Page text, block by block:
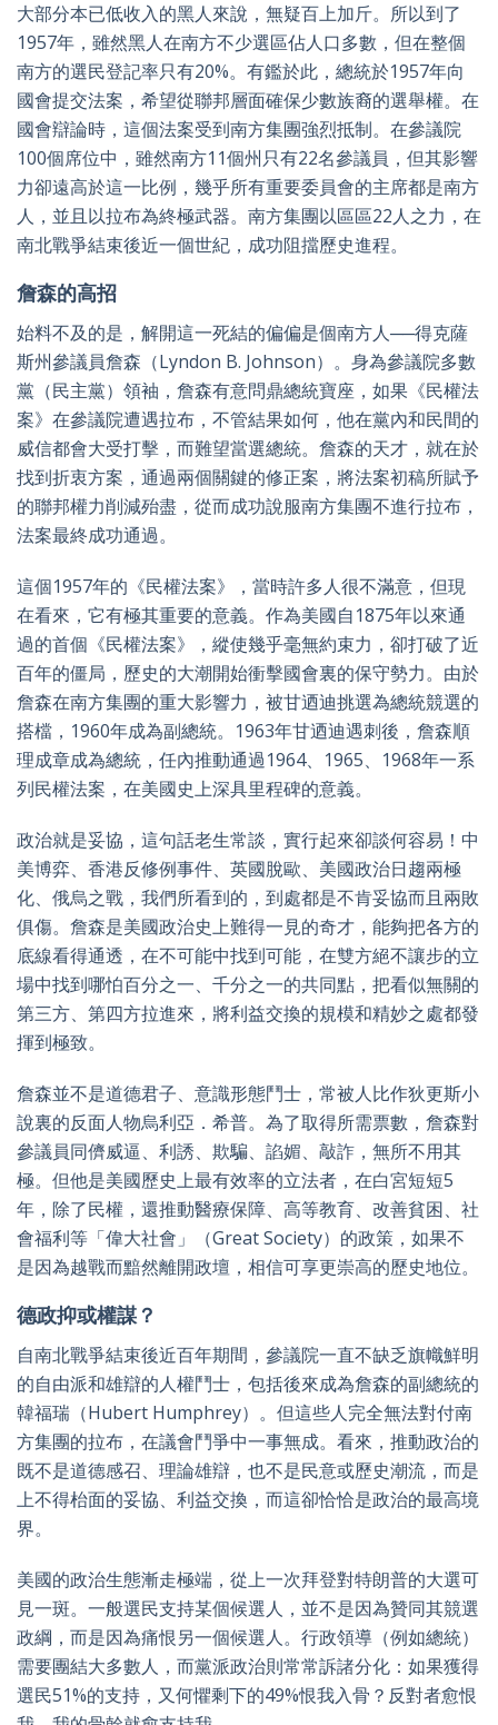
大部分本已低收入的黑人來說，無疑百上加斤。所以到了
1957年，雖然黑人在南方不少選區佔人口多數，但在整個
南方的選民登記率只有20%。有鑑於此，總統於1957年向
國會提交法案，希望從聯邦層面確保少數族裔的選舉權。在
國會辯論時，這個法案受到南方集團強烈抵制。在參議院
100個席位中，雖然南方11個州只有22名參議員，但其影響
力卻遠高於這一比例，幾乎所有重要委員會的主席都是南方
人，並且以拉布為終極武器。南方集團以區區22人之力，在
南北戰爭結束後近一個世紀，成功阻擋歷史進程。
詹森的高招
始料不及的是，解開這一死結的偏偏是個南方人──得克薩
斯州參議員詹森（Lyndon B. Johnson）。身為參議院多數
黨（民主黨）領袖，詹森有意問鼎總統寶座，如果《民權法
案》在參議院遭遇拉布，不管結果如何，他在黨內和民間的
威信都會大受打擊，而難望當選總統。詹森的天才，就在於
找到折衷方案，通過兩個關鍵的修正案，將法案初稿所賦予
的聯邦權力削減殆盡，從而成功說服南方集團不進行拉布，
法案最終成功通過。
這個1957年的《民權法案》，當時許多人很不滿意，但現
在看來，它有極其重要的意義。作為美國自1875年以來通
過的首個《民權法案》，縱使幾乎毫無約束力，卻打破了近
百年的僵局，歷史的大潮開始衝擊國會裏的保守勢力。由於
詹森在南方集團的重大影響力，被甘迺迪挑選為總統競選的
搭檔，1960年成為副總統。1963年甘迺迪遇刺後，詹森順
理成章成為總統，任內推動通過1964、1965、1968年一系
列民權法案，在美國史上深具里程碑的意義。
政治就是妥協，這句話老生常談，實行起來卻談何容易！中
美博弈、香港反修例事件、英國脫歐、美國政治日趨兩極
化、俄烏之戰，我們所看到的，到處都是不肯妥協而且兩敗
俱傷。詹森是美國政治史上難得一見的奇才，能夠把各方的
底線看得通透，在不可能中找到可能，在雙方絕不讓步的立
場中找到哪怕百分之一、千分之一的共同點，把看似無關的
第三方、第四方拉進來，將利益交換的規模和精妙之處都發
揮到極致。
詹森並不是道德君子、意識形態鬥士，常被人比作狄更斯小
說裏的反面人物烏利亞．希普。為了取得所需票數，詹森對
參議員同儕威逼、利誘、欺騙、諂媚、敲詐，無所不用其
極。但他是美國歷史上最有效率的立法者，在白宮短短5
年，除了民權，還推動醫療保障、高等教育、改善貧困、社
會福利等「偉大社會」（Great Society）的政策，如果不
是因為越戰而黯然離開政壇，相信可享更崇高的歷史地位。
德政抑或權謀？
自南北戰爭結束後近百年期間，參議院一直不缺乏旗幟鮮明
的自由派和雄辯的人權鬥士，包括後來成為詹森的副總統的
韓福瑞（Hubert Humphrey）。但這些人完全無法對付南
方集團的拉布，在議會鬥爭中一事無成。看來，推動政治的
既不是道德感召、理論雄辯，也不是民意或歷史潮流，而是
上不得枱面的妥協、利益交換，而這卻恰恰是政治的最高境
界。
美國的政治生態漸走極端，從上一次拜登對特朗普的大選可
見一斑。一般選民支持某個候選人，並不是因為贊同其競選
政綱，而是因為痛恨另一個候選人。行政領導（例如總統）
需要團結大多數人，而黨派政治則常常訴諸分化：如果獲得
選民51%的支持，又何懼剩下的49%恨我入骨？反對者愈恨